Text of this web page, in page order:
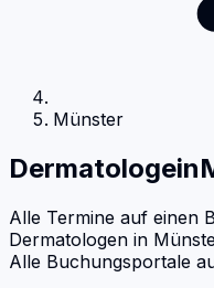
Münster
Dermatologein
Alle Termine auf einen
Dermatologen in
Alle Buchungsportale